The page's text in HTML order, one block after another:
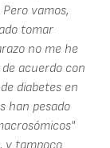
vamos,
tomar
no me he
acuerdo con
diabetes en
han pesado